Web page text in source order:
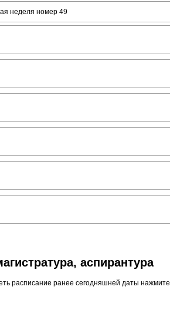
неделя номер 49
аспирантура
расписание ранее сегодняшней даты нажмите